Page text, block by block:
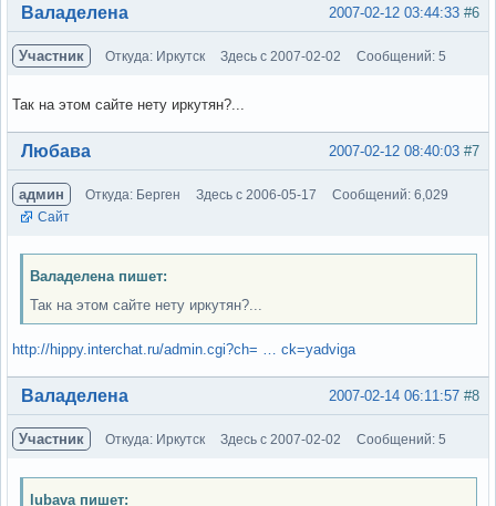
Вне форума #6
2007-02-12 03:44:33
Валаделена
Участник Откуда: Иркутск Здесь с 2007-02-02 Сообщений: 5
Так на этом сайте нету иркутян?...
Вне форума #7
2007-02-12 08:40:03
Любава
админ Откуда: Берген Здесь с 2006-05-17
Сообщений: 6,029
Сайт
Валаделена пишет:
Так на этом сайте нету иркутян?...
http://hippy.interchat.ru/admin.cgi?ch= … ck=yadviga
Вне форума #8
2007-02-14 06:11:57
Валаделена
Участник Откуда: Иркутск Здесь с 2007-02-02 Сообщений: 5
lubava пишет: